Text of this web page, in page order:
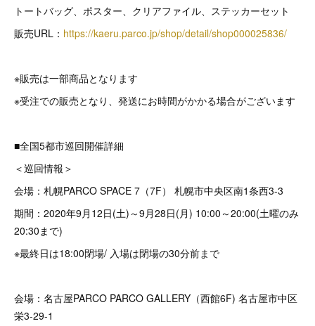
トートバッグ、ポスター、クリアファイル、ステッカーセット
販売URL： https://kaeru.parco.jp/shop/detail/shop000025836/
※販売は一部商品となります
※受注での販売となり、発送にお時間がかかる場合がございます
■全国5都市巡回開催詳細
＜巡回情報＞
会場：札幌PARCO SPACE 7（7F） 札幌市中央区南1条西3-3
期間：2020年9月12日(土)～9月28日(月) 10:00～20:00(土曜のみ
20:30まで)
※最終日は18:00閉場/ 入場は閉場の30分前まで
会場：名古屋PARCO PARCO GALLERY（西館6F) 名古屋市中区
栄3-29-1